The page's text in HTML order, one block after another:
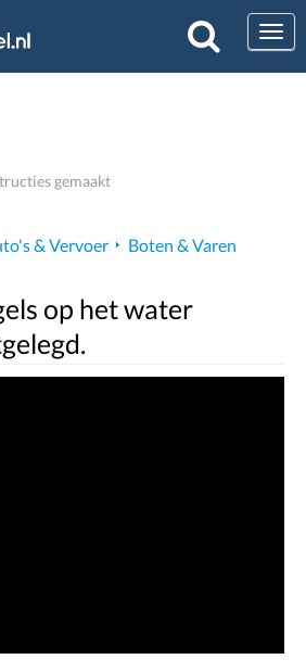
gemaakt
& Vervoer Boten & Varen
op het water